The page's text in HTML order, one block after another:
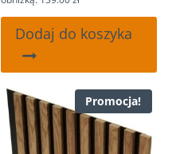
139.00 zł.109.00 zł.
Dodaj do koszyka
Promocja!